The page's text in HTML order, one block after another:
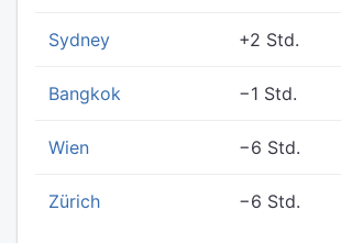
Sydney +2 Std.
Bangkok −1 Std.
Wien −6 Std.
Zürich −6 Std.